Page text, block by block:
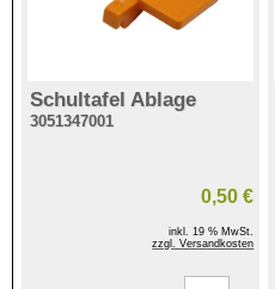
Schultafel Ablage
3051347001
0,50 €
inkl. 19 % MwSt.
zzgl. Versandkosten